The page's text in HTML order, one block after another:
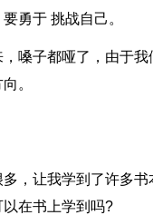
勇于 挑战自己。
嗓子都哑了，由于
。
，让我学到了许多
在书上学到吗?